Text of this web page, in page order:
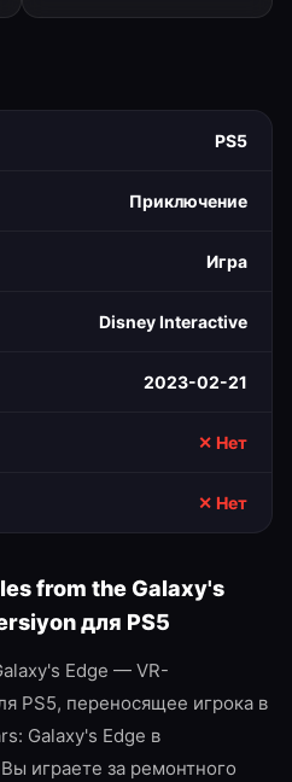
PS5
Приключение
Игра
Disney Interactive
2023-02-21
✕ Нет
✕ Нет
from the Galaxy's
для PS5
Edge — VR-
PS5, переносящее игрока в
Galaxy's Edge в
играете за ремонтного